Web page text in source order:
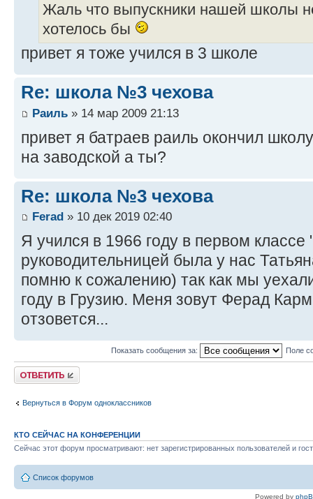
Жаль что выпускники нашей школы
хотелось бы
привет я тоже учился в 3 школе
Re: школа №3 чехова
Раиль » 14 мар 2009 21:13
привет я батраев раиль окончил
на заводской а ты?
Re: школа №3 чехова
Ferad » 10 дек 2019 02:40
Я учился в 1966 году в первом
руководительницей была у нас
помню к сожалению) так как мы
году в Грузию. Меня зовут Ферад
отзовется...
Показать сообщения за: Поле
Ответить
Вернуться в Форум одноклассников
КТО СЕЙЧАС НА КОНФЕРЕНЦИИ
Сейчас этот форум просматривают: нет зарегистрированных пользователей и
Список форумов
Powered by